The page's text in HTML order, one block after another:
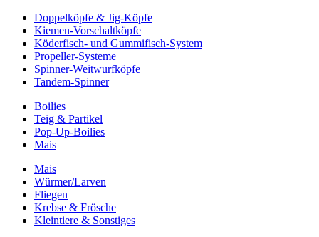
Doppelköpfe & Jig-Köpfe
Kiemen-Vorschaltköpfe
Köderfisch- und Gummifisch-System
Propeller-Systeme
Spinner-Weitwurfköpfe
Tandem-Spinner
Boilies
Teig & Partikel
Pop-Up-Boilies
Mais
Mais
Würmer/Larven
Fliegen
Krebse & Frösche
Kleintiere & Sonstiges